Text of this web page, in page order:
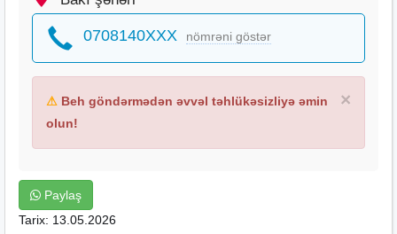
- 2 kondisioner
- sürətli lift sistemi, geniş gəzinti və uşaq meydançaları
- zəngin və əlverişli infrastruktur
- kompleks daxili 2 məktəb, uşaq bağçası, supermarketlər
- metrolara və şəhərin müxtəlif nöqtələrinə gedən marşrut
xəttləri
Ofis haqqı 2330 azn təşkil edir.
0708140XXX nömrəni göstər
×
⚠ Beh göndərmədən əvvəl təhlükəsizliyə əmin
olun!
Paylaş
Tarix: 13.05.2026